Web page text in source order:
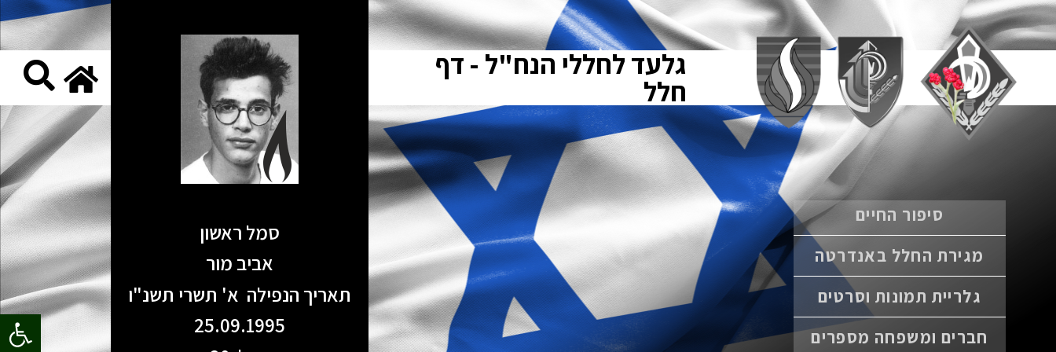
פתח
גלעד לחללי הנח"ל - דף
חלל
סיפור החיים
מגירת החלל באנדרטה
גלריית תמונות וסרטים
חברים ומשפחה מספרים
סמל ראשון
אביב מור
תאריך הנפילה א' תשרי תשנ"ו
25.09.1995